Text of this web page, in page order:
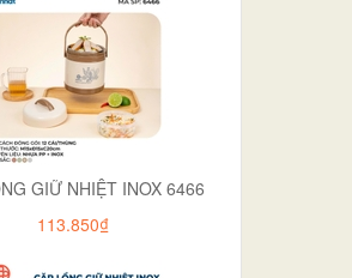
GIỮ NHIỆT INOX 6466
113.850₫